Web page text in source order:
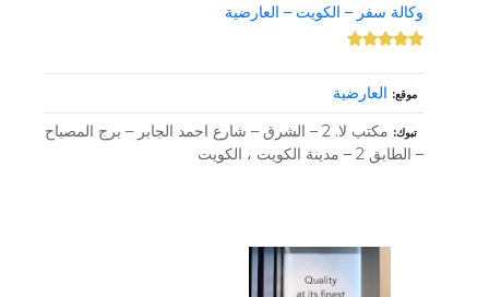
وكالة سفر – الكويت – العارضية
موقع العارضية
تبوك
مكتب لا. 2 – الشرق – شارع احمد الجابر – برج المصباح
– الطابق 2 – مدينة الكويت ، الكويت